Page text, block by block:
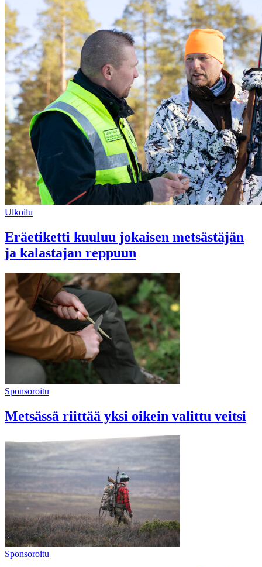
Ulkoilu
Eräetiketti kuuluu jokaisen metsästäjän
ja kalastajan reppuun
Sponsoroitu
Metsässä riittää yksi oikein valittu veitsi
Sponsoroitu